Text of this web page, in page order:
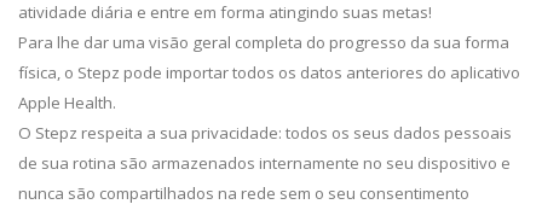
atividade diária e entre em forma atingindo suas metas!
Para lhe dar uma visão geral completa do progresso da sua forma
física, o Stepz pode importar todos os datos anteriores do aplicativo
Apple Health.
O Stepz respeita a sua privacidade: todos os seus dados pessoais
de sua rotina são armazenados internamente no seu dispositivo e
nunca são compartilhados na rede sem o seu consentimento